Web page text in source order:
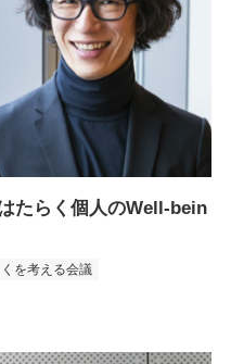
たらく個人のWell-bein
を考える会議